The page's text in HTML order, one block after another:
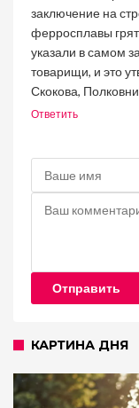
заключение на
ферросплавы грят
указали в самом
товарищи, и это
Скокова,
Ответить
Отправить
КАРТИНА ДНЯ